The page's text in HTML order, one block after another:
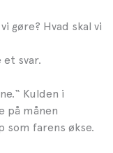
gøre? Hvad skal vi
svar.
Kulden i
på månen
som farens økse.